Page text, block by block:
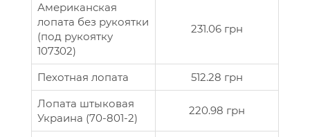
Американская
лопата без рукоятки
(под рукоятку
107302)
231.06 грн
Пехотная лопата
512.28 грн
Лопата штыковая
Украина (70-801-2)
220.98 грн